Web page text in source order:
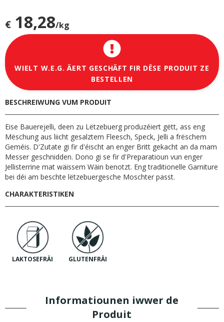
€ 18,28/kg
WIELT W.E.G. ÄERT GESCHÄFT FIR DËSE PRODUIT ZE
BESTELLEN
BESCHREIWUNG VUM PRODUIT
Eise Bauerejelli, deen zu Lëtzebuerg produzéiert gëtt, ass eng
Mëschung aus liicht gesalztem Fleesch, Speck, Jelli a frëschem
Geméis. D'Zutate gi fir d'éischt an enger Britt gekacht an da mam
Messer geschnidden. Dono gi se fir d'Preparatioun vun enger
Jellisterrine mat wäissem Wäin benotzt. Eng traditionelle Garniture
bei déi am beschte lëtzebuergesche Moschter passt.
CHARAKTERISTIKEN
LAKTOSEFRÄI GLUTENFRÄI
Informatiounen iwwer de
Produit